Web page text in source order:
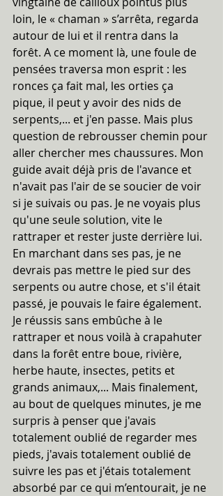
loin, le « chaman » s’arrêta, regarda
autour de lui et il rentra dans la
forêt. A ce moment là, une foule de
pensées traversa mon esprit : les
ronces ça fait mal, les orties ça
pique, il peut y avoir des nids de
serpents,... et j'en passe. Mais plus
question de rebrousser chemin pour
aller chercher mes chaussures. Mon
guide avait déjà pris de l'avance et
n'avait pas l'air de se soucier de voir
si je suivais ou pas. Je ne voyais plus
qu'une seule solution, vite le
rattraper et rester juste derrière lui.
En marchant dans ses pas, je ne
devrais pas mettre le pied sur des
serpents ou autre chose, et s'il était
passé, je pouvais le faire également.
Je réussis sans embûche à le
rattraper et nous voilà à crapahuter
dans la forêt entre boue, rivière,
herbe haute, insectes, petits et
grands animaux,... Mais finalement,
au bout de quelques minutes, je me
surpris à penser que j'avais
totalement oublié de regarder mes
pieds, j'avais totalement oublié de
suivre les pas et j'étais totalement
absorbé par ce qui m’entourait, je ne